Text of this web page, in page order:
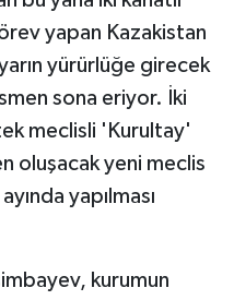
yapan Kazakistan
yürürlüğe girecek
sona eriyor. İki
tek meclisli 'Kurultay'
oluşacak yeni meclis
yapılması
kurumun